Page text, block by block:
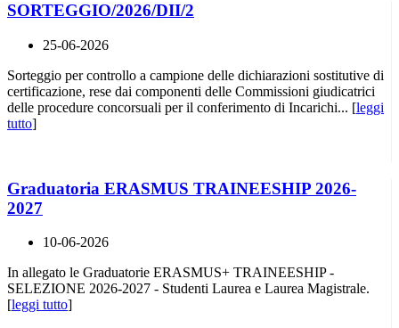
SORTEGGIO/2026/DII/2
25-06-2026
Sorteggio per controllo a campione delle dichiarazioni sostitutive di
certificazione, rese dai componenti delle Commissioni giudicatrici
delle procedure concorsuali per il conferimento di Incarichi... [leggi
tutto]
Graduatoria ERASMUS TRAINEESHIP 2026-
2027
10-06-2026
In allegato le Graduatorie ERASMUS+ TRAINEESHIP -
SELEZIONE 2026-2027 - Studenti Laurea e Laurea Magistrale.
[leggi tutto]